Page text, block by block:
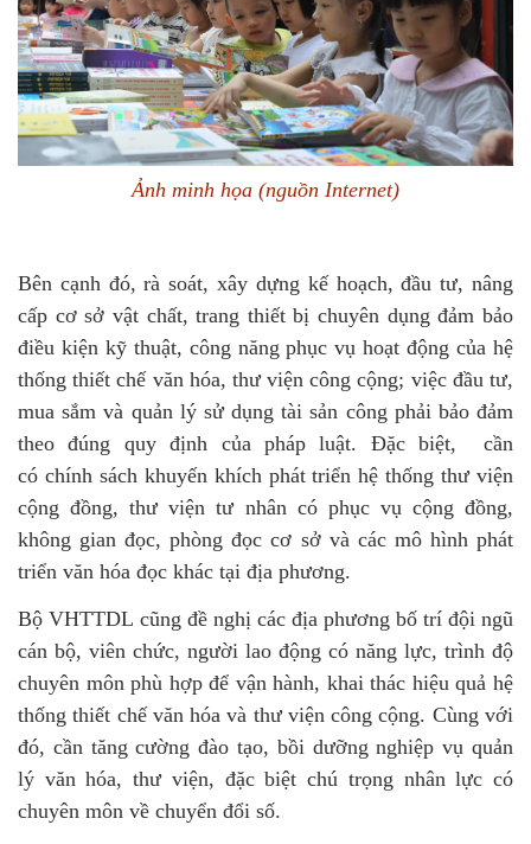
Ảnh minh họa (nguồn Internet)
Bên cạnh đó, rà soát, xây dựng kế hoạch, đầu tư, nâng
cấp cơ sở vật chất, trang thiết bị chuyên dụng đảm bảo
điều kiện kỹ thuật, công năng phục vụ hoạt động của hệ
thống thiết chế văn hóa, thư viện công cộng; việc đầu tư,
mua sắm và quản lý sử dụng tài sản công phải bảo đảm
theo đúng quy định của pháp luật. Đặc biệt, cần
có chính sách khuyến khích phát triển hệ thống thư viện
cộng đồng, thư viện tư nhân có phục vụ cộng đồng,
không gian đọc, phòng đọc cơ sở và các mô hình phát
triển văn hóa đọc khác tại địa phương.
Bộ VHTTDL cũng đề nghị các địa phương bố trí đội ngũ
cán bộ, viên chức, người lao động có năng lực, trình độ
chuyên môn phù hợp để vận hành, khai thác hiệu quả hệ
thống thiết chế văn hóa và thư viện công cộng. Cùng với
đó, cần tăng cường đào tạo, bồi dưỡng nghiệp vụ quản
lý văn hóa, thư viện, đặc biệt chú trọng nhân lực có
chuyên môn về chuyển đổi số.